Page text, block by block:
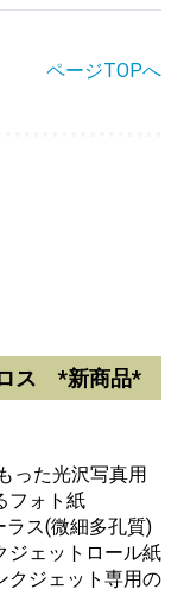
ページTOPへ
ス *新商品*
った光沢写真用
フォト紙
ラス(微細多孔質)
ジェットロール紙
クジェット専用の